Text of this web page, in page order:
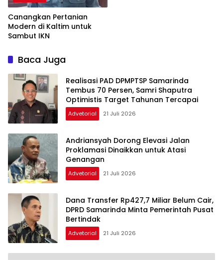
Canangkan Pertanian
Modern di Kaltim untuk
Sambut IKN
Baca Juga
Realisasi PAD DPMPTSP Samarinda
Tembus 70 Persen, Samri Shaputra
Optimistis Target Tahunan Tercapai
Advetorial 21 Juli 2026
Andriansyah Dorong Elevasi Jalan
Proklamasi Dinaikkan untuk Atasi
Genangan
Advetorial 21 Juli 2026
Dana Transfer Rp427,7 Miliar Belum Cair,
DPRD Samarinda Minta Pemerintah Pusat
Bertindak
Advetorial 21 Juli 2026